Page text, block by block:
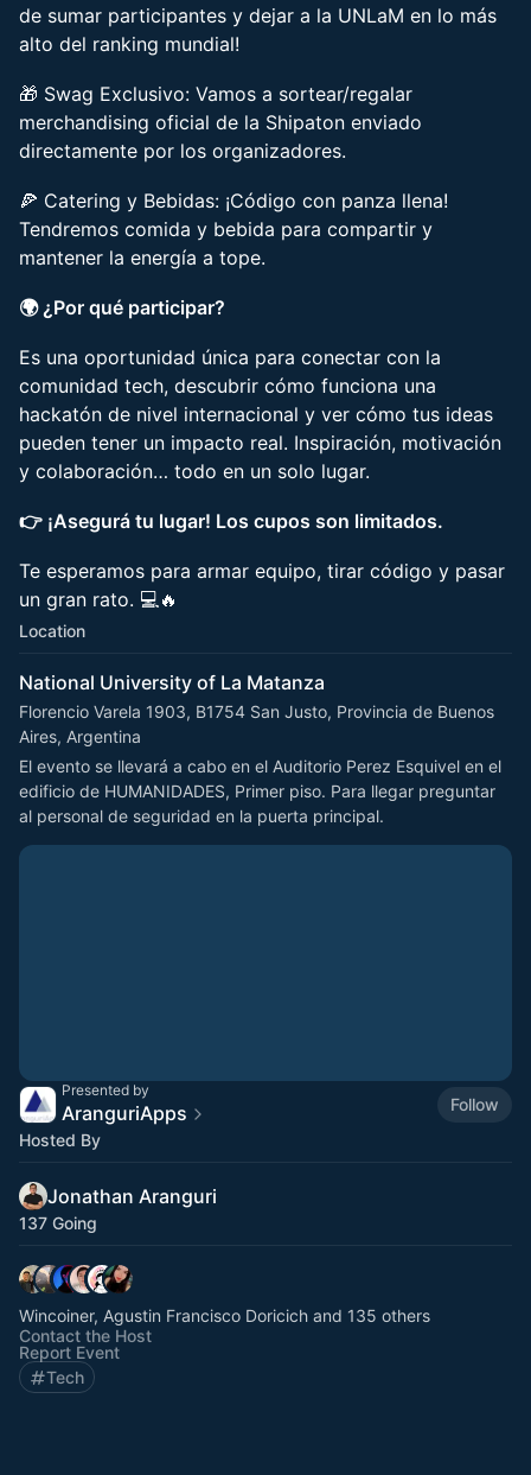
de sumar participantes y dejar a la UNLaM en lo más
alto del ranking mundial!
🎁 Swag Exclusivo: Vamos a sortear/regalar
merchandising oficial de la Shipaton enviado
directamente por los organizadores.
🍕 Catering y Bebidas: ¡Código con panza llena!
Tendremos comida y bebida para compartir y
mantener la energía a tope.
🌍 ¿Por qué participar?
Es una oportunidad única para conectar con la
comunidad tech, descubrir cómo funciona una
hackatón de nivel internacional y ver cómo tus ideas
pueden tener un impacto real. Inspiración, motivación
y colaboración… todo en un solo lugar.
👉 ¡Asegurá tu lugar! Los cupos son limitados.
Te esperamos para armar equipo, tirar código y pasar
un gran rato. 💻🔥
Location
National University of La Matanza
Florencio Varela 1903, B1754 San Justo, Provincia de Buenos
Aires, Argentina
El evento se llevará a cabo en el Auditorio Perez Esquivel en el
edificio de HUMANIDADES, Primer piso. Para llegar preguntar
al personal de seguridad en la puerta principal.
Presented by
AranguriApps
Follow
Hosted By
Jonathan Aranguri
137 Going
Wincoiner, Agustin Francisco Doricich and 135 others
Contact the Host
Report Event
Tech